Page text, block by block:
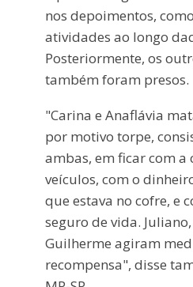
nos depoimentos,
atividades ao longo
Posteriormente, os
também foram presos.
"Carina e Anaflávia
por motivo torpe,
ambas, em ficar com a
veículos, com o
que estava no cofre, e
seguro de vida.
Guilherme agiram
recompensa", disse